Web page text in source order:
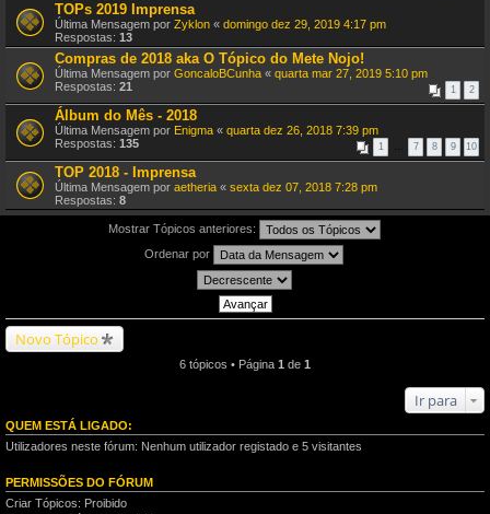
TOPs 2019 Imprensa
Última Mensagem por Zyklon « domingo dez 29, 2019 4:17 pm
Respostas: 13
Compras de 2018 aka O Tópico do Mete Nojo!
Última Mensagem por GoncaloBCunha « quarta mar 27, 2019 5:10 pm
Respostas: 21 1 2
Álbum do Mês - 2018
Última Mensagem por Enigma « quarta dez 26, 2018 7:39 pm
Respostas: 135 1 … 7 8 9 10
TOP 2018 - Imprensa
Última Mensagem por aetheria « sexta dez 07, 2018 7:28 pm
Respostas: 8
Mostrar Tópicos anteriores:
Ordenar por
Novo Tópico
6 tópicos • Página 1 de 1
Ir para
QUEM ESTÁ LIGADO:
Utilizadores neste fórum: Nenhum utilizador registado e 5 visitantes
PERMISSÕES DO FÓRUM
Criar Tópicos: Proibido